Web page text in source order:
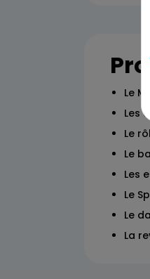
Le
Les
Le
Le
Les
Le
Le
La